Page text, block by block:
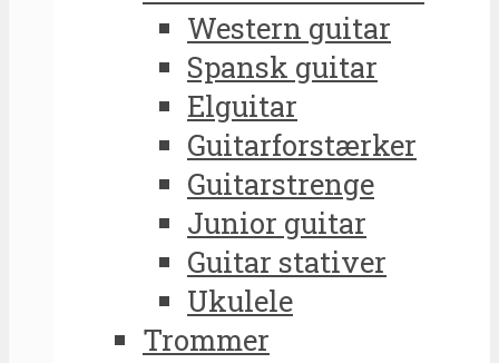
Western guitar
Spansk guitar
Elguitar
Guitarforstærker
Guitarstrenge
Junior guitar
Guitar stativer
Ukulele
Trommer